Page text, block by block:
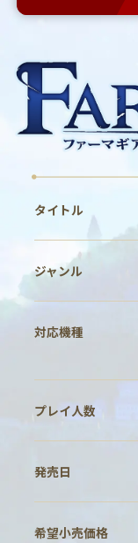
タイトル
ジャンル
対応機種
プレイ人数
発売日
希望小売価格